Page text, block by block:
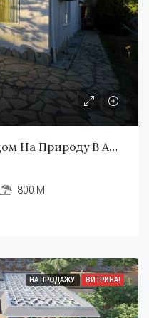
Вилла С Прекрасным Видом На Природу В Алании Конаклы
800 M
НА ПРОДАЖУ ВИТРИНА!